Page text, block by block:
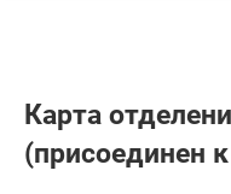
Карта
(присоединен